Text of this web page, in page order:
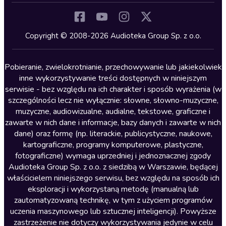
Kryminały
Lektury szkolne
Literatura anglojęzyczna
Literatura faktu
Literatura obyczajowa
Literatura piękna obca
Literatura piękna polska
Nagrania relaksacyjne
Nauka języków
Nauki humanistyczne
Podcasty i audycje
Polityka
Copyright © 2008-2026 Audioteka Group Sp. z o.o.
Pobieranie, zwielokrotnianie, przechowywanie lub jakiekolwiek
inne wykorzystywanie treści dostępnych w niniejszym
serwisie - bez względu na ich charakter i sposób wyrażenia (w
szczególności lecz nie wyłącznie: słowne, słowno-muzyczne,
muzyczne, audiowizualne, audialne, tekstowe, graficzne i
zawarte w nich dane i informacje, bazy danych i zawarte w nich
dane) oraz formę (np. literackie, publicystyczne, naukowe,
kartograficzne, programy komputerowe, plastyczne,
fotograficzne) wymaga uprzedniej i jednoznacznej zgody
Audioteka Group Sp. z o.o. z siedzibą w Warszawie, będącej
właścicielem niniejszego serwisu, bez względu na sposób ich
eksploracji i wykorzystaną metodę (manualną lub
zautomatyzowaną technikę, w tym z użyciem programów
uczenia maszynowego lub sztucznej inteligencji). Powyższe
zastrzeżenie nie dotyczy wykorzystywania jedynie w celu